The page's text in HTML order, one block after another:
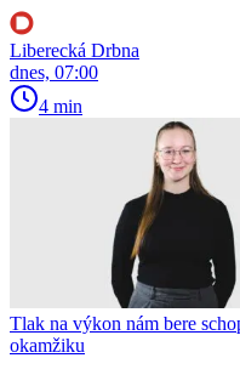
Liberecká Drbna
dnes, 07:00
4 min
Tlak na výkon nám bere
okamžiku